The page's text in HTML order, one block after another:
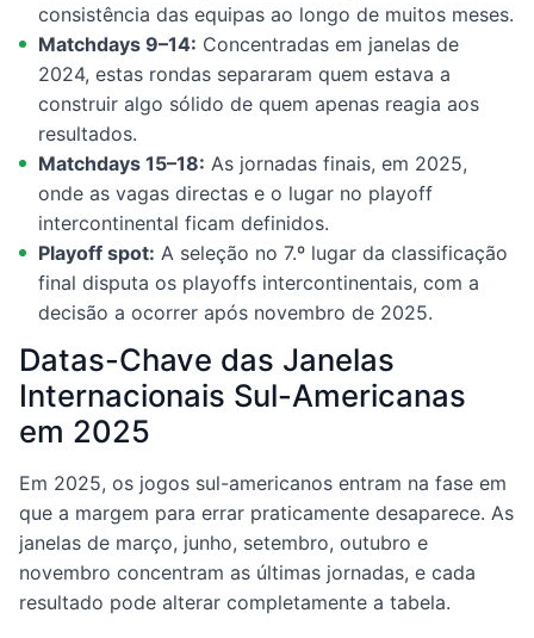
consistência das equipas ao longo de muitos meses.
Matchdays 9–14: Concentradas em janelas de
2024, estas rondas separaram quem estava a
construir algo sólido de quem apenas reagia aos
resultados.
Matchdays 15–18: As jornadas finais, em 2025,
onde as vagas directas e o lugar no playoff
intercontinental ficam definidos.
Playoff spot: A seleção no 7.º lugar da classificação
final disputa os playoffs intercontinentais, com a
decisão a ocorrer após novembro de 2025.
Datas-Chave das Janelas
Internacionais Sul-Americanas
em 2025
Em 2025, os jogos sul-americanos entram na fase em
que a margem para errar praticamente desaparece. As
janelas de março, junho, setembro, outubro e
novembro concentram as últimas jornadas, e cada
resultado pode alterar completamente a tabela.